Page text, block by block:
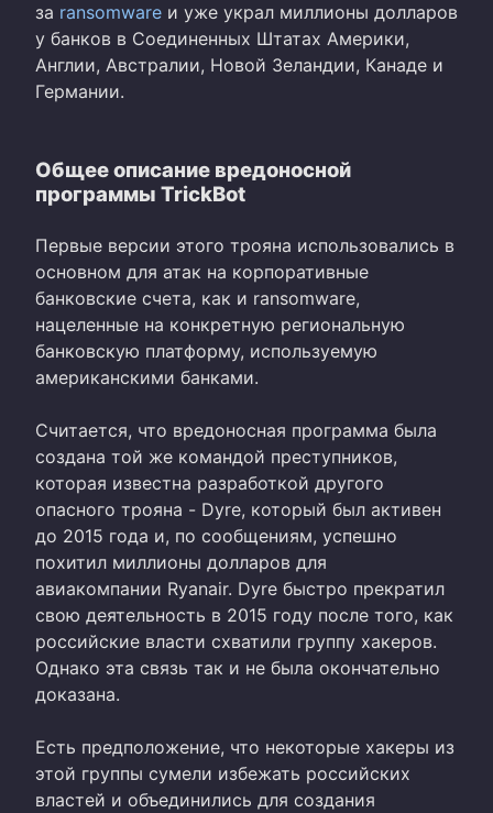
за ransomware и уже украл миллионы долларов
у банков в Соединенных Штатах Америки,
Англии, Австралии, Новой Зеландии, Канаде и
Германии.
Общее описание вредоносной
программы TrickBot
Первые версии этого трояна использовались в
основном для атак на корпоративные
банковские счета, как и ransomware,
нацеленные на конкретную региональную
банковскую платформу, используемую
американскими банками.
Считается, что вредоносная программа была
создана той же командой преступников,
которая известна разработкой другого
опасного трояна - Dyre, который был активен
до 2015 года и, по сообщениям, успешно
похитил миллионы долларов для
авиакомпании Ryanair. Dyre быстро прекратил
свою деятельность в 2015 году после того, как
российские власти схватили группу хакеров.
Однако эта связь так и не была окончательно
доказана.
Есть предположение, что некоторые хакеры из
этой группы сумели избежать российских
властей и объединились для создания